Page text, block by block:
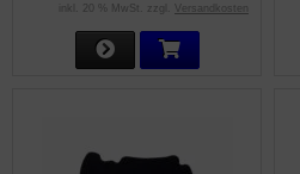
inkl. 20 % MwSt. zzgl. Versandkosten